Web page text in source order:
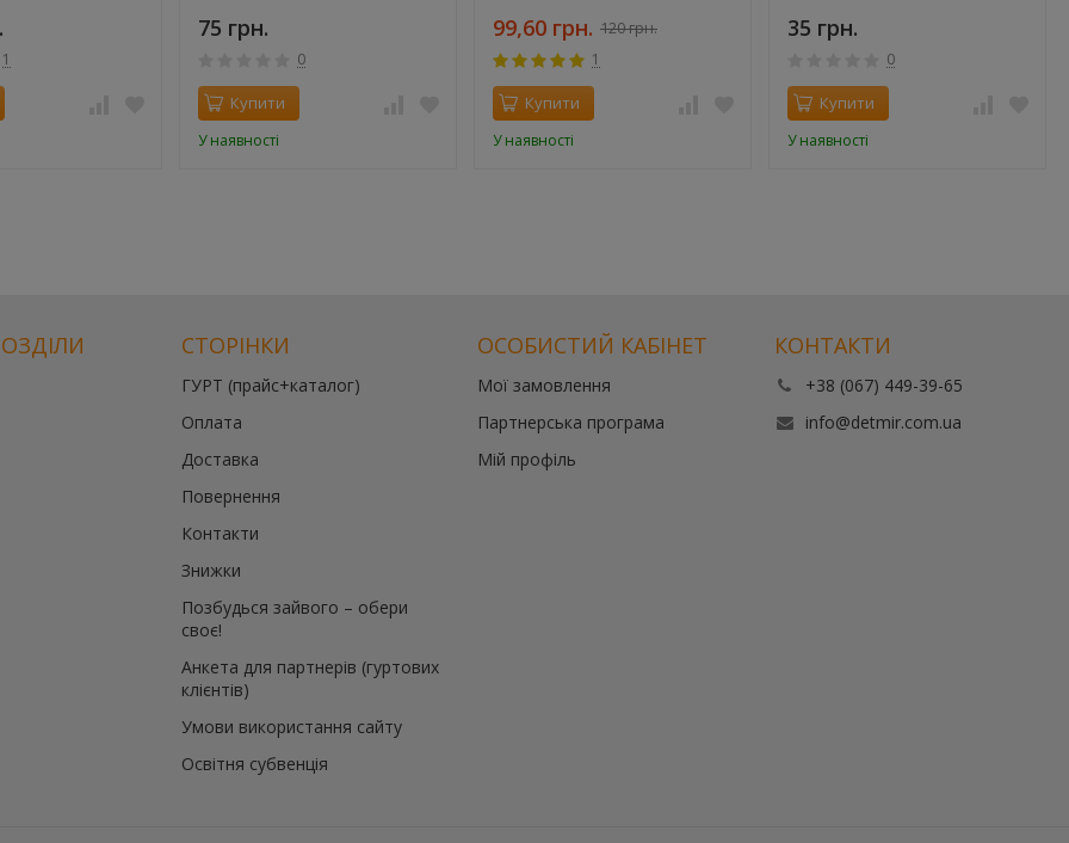
1
75 грн.
0
Купити
У наявності
99,60 грн. 120 грн.
1
Купити
У наявності
35 грн.
0
Купити
У наявності
СТОРІНКИ
ГУРТ (прайс+каталог)
Оплата
Доставка
Повернення
Контакти
Знижки
Позбудься зайвого – обери
своє!
Анкета для партнерів (гуртових
клієнтів)
Умови використання сайту
Освітня субвенція
ОСОБИСТИЙ КАБІНЕТ
Мої замовлення
Партнерська програма
Мій профіль
КОНТАКТИ
+38 (067) 449-39-65
info@detmir.com.ua